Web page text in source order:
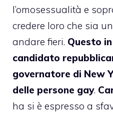
l’omosessualità e
credere loro che sia
andare fieri. Questo
candidato
governatore di New
delle persone gay.
ha si è espresso a